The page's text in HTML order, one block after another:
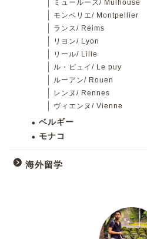
ミュールーズ/ Mulhouse
モンペリエ/ Montpellier
ランス/ Reims
リヨン/ Lyon
リール/ Lille
ル・ピュイ/ Le puy
ルーアン/ Rouen
レンヌ/ Rennes
ヴィエンヌ/ Vienne
ベルギー
モナコ
海外留学